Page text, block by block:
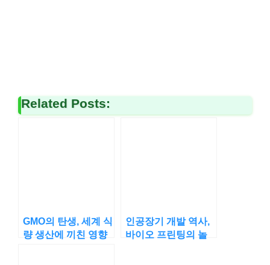
Related Posts:
GMO의 탄생, 세계 식
량 생산에 끼친 영향
인공장기 개발 역사,
바이오 프린팅의 놀